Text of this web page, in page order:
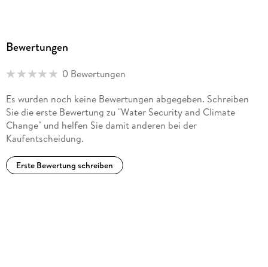
Bewertungen
0 Bewertungen
Es wurden noch keine Bewertungen abgegeben. Schreiben
Sie die erste Bewertung zu "Water Security and Climate
Change" und helfen Sie damit anderen bei der
Kaufentscheidung.
Erste Bewertung schreiben